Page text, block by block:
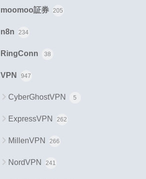
moomoo証券 205
n8n 234
RingConn 38
VPN 947
CyberGhostVPN 5
ExpressVPN 262
MillenVPN 266
NordVPN 241